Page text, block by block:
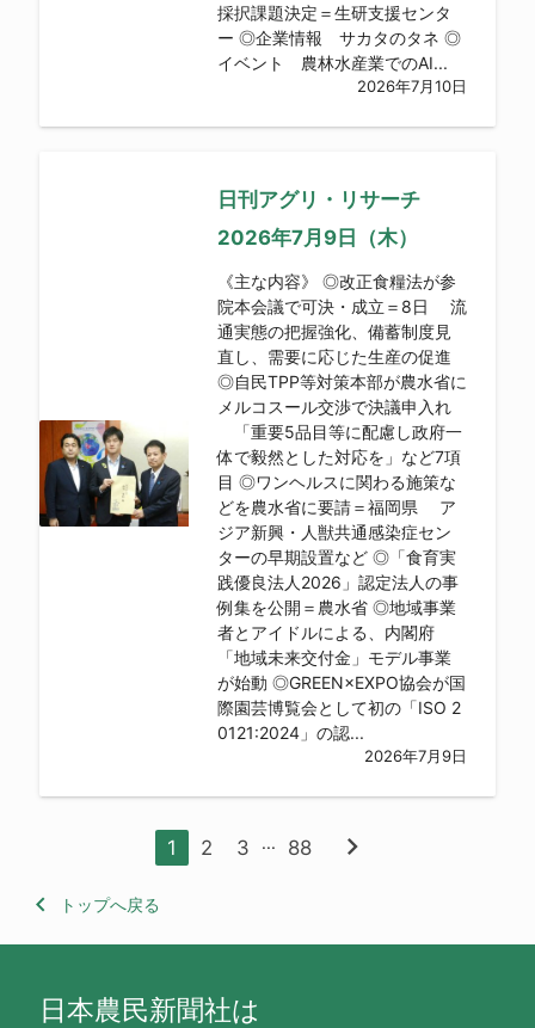
採択課題決定＝生研支援センタ
ー ◎企業情報 サカタのタネ ◎
イベント 農林水産業でのAI...
2026年7月10日
日刊アグリ・リサーチ
2026年7月9日（木）
《主な内容》 ◎改正食糧法が参
院本会議で可決・成立＝8日 流
通実態の把握強化、備蓄制度見
直し、需要に応じた生産の促進
◎自民TPP等対策本部が農水省に
メルコスール交渉で決議申入れ
「重要5品目等に配慮し政府一
体で毅然とした対応を」など7項
目 ◎ワンヘルスに関わる施策な
どを農水省に要請＝福岡県 ア
ジア新興・人獣共通感染症セン
ターの早期設置など ◎「食育実
践優良法人2026」認定法人の事
例集を公開＝農水省 ◎地域事業
者とアイドルによる、内閣府
「地域未来交付金」モデル事業
が始動 ◎GREEN×EXPO協会が国
際園芸博覧会として初の「ISO 2
0121:2024」の認...
2026年7月9日
1 2 3 ... 88 chevron_right
keyboard_arrow_left トップへ戻る
日本農民新聞社は